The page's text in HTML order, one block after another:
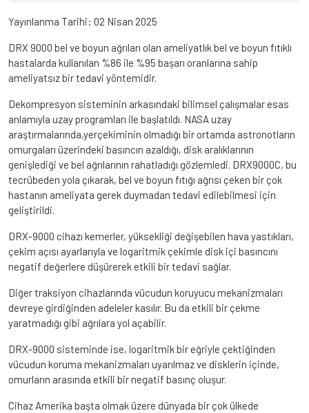
Yayınlanma Tarihi: 02 Nisan 2025
DRX 9000 bel ve boyun ağrıları olan ameliyatlık bel ve boyun fıtıklı
hastalarda kullanılan %86 ile %95 başarı oranlarına sahip
ameliyatsız bir tedavi yöntemidir.
Dekompresyon sisteminin arkasındaki bilimsel çalışmalar esas
anlamıyla uzay programları ile başlatıldı. NASA uzay
araştırmalarında,yerçekiminin olmadığı bir ortamda astronotların
omurgaları üzerindeki basıncın azaldığı, disk aralıklarının
genişlediği ve bel ağrılarının rahatladığı gözlemledi. DRX9000C, bu
tecrübeden yola çıkarak, bel ve boyun fıtığı ağrısı çeken bir çok
hastanın ameliyata gerek duymadan tedavi edilebilmesi için
geliştirildi.
DRX-9000 cihazı kemerler, yüksekliği değişebilen hava yastıkları,
çekim açısı ayarlarıyla ve logaritmik çekimle disk içi basıncını
negatif değerlere düşürerek etkili bir tedavi sağlar.
Diğer traksiyon cihazlarında vücudun koruyucu mekanizmaları
devreye girdiğinden adeleler kasılır. Bu da etkili bir çekme
yaratmadığı gibi ağrılara yol açabilir.
DRX-9000 sisteminde ise, logaritmik bir eğriyle çektiğinden
vücudun koruma mekanizmaları uyarılmaz ve disklerin içinde,
omurların arasında etkili bir negatif basınç oluşur.
Cihaz Amerika başta olmak üzere dünyada bir çok ülkede